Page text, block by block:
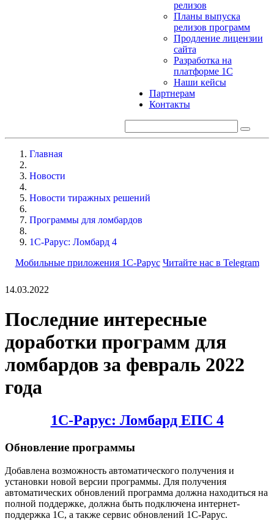
релизов
Планы выпуска
релизов программ
Продление лицензии
сайта
Разработка на
платформе 1С
Наши кейсы
Партнерам
Контакты
Главная
Новости
Новости тиражных решений
Программы для ломбардов
1С-Рарус: Ломбард 4
Мобильные приложения 1С-Рарус Читайте нас в Telegram
14.03.2022
Последние интересные
доработки программ для
ломбардов за февраль 2022
года
1С-Рарус: Ломбард ЕПС 4
Обновление программы
Добавлена возможность автоматического получения и
установки новой версии программы. Для получения
автоматических обновлений программа должна находиться на
полной поддержке, должна быть подключена интернет-
поддержка 1С, а также сервис обновлений 1С-Рарус.